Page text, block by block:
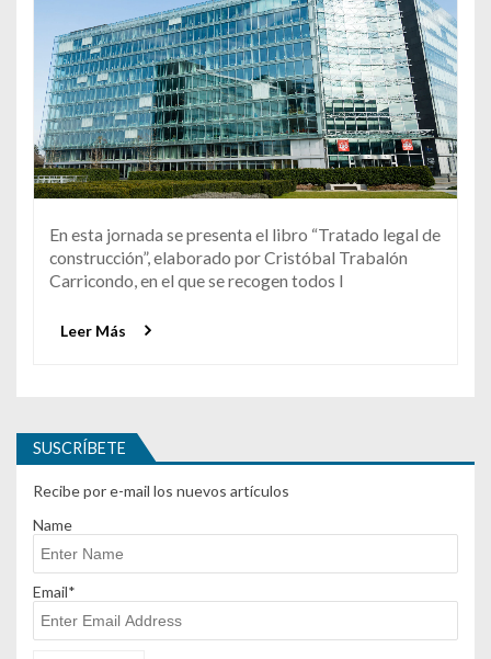
En esta jornada se presenta el libro “Tratado legal de
construcción”, elaborado por Cristóbal Trabalón
Carricondo, en el que se recogen todos l
Leer Más
SUSCRÍBETE
Recibe por e-mail los nuevos artículos
Name
Email*